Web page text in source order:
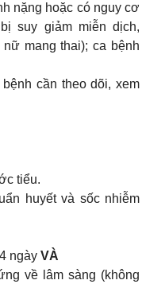
nặng hoặc có nguy cơ
suy giảm miễn dịch,
mang thai); ca bệnh
cần theo dõi, xem
tiểu.
huyết và sốc nhiễm
ngày VÀ
về lâm sàng (không